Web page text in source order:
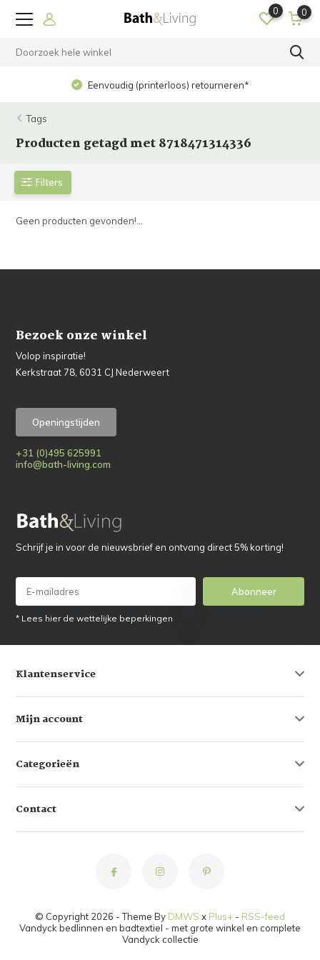
0 0
Eenvoudig (printerloos) retourneren*
Tags
Producten getagd met 8718471314336
Filters
Geen producten gevonden!...
Bezoek onze winkel
Volop inspiratie!
Kerkstraat 78, 6031 CJ Nederweert
Openingstijden
+31 (0)495 625991
info@bath-living.com
Schrijf je in voor de nieuwsbrief en ontvang direct 5% korting!
Abonneer
* Lees hier de wettelijke beperkingen
Klantenservice
Mijn account
Categorieën
Contact
© Copyright 2026 - Theme By DMWS x Plus+ - RSS-feed
Vandyck bedlinnen en badtextiel - met grote winkel en complete
Vandyck collectie